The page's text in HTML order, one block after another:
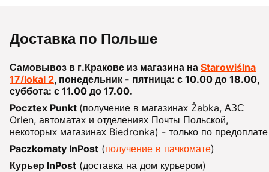
Доставка по Польше
Самовывоз в г.Кракове из магазина на Starowiślna
17/lokal 2, понедельник - пятница: с 10.00 до 18.00,
суббота: с 11.00 до 17.00.
Pocztex Punkt (получение в магазинах Żabka, АЗС
Orlen, автоматах и отделениях Почты Польской,
некоторых магазинах Biedronka) - только по предоплате
Paczkomaty InPost (получение в пачкомате)
Курьер InPost (доставка на дом курьером)